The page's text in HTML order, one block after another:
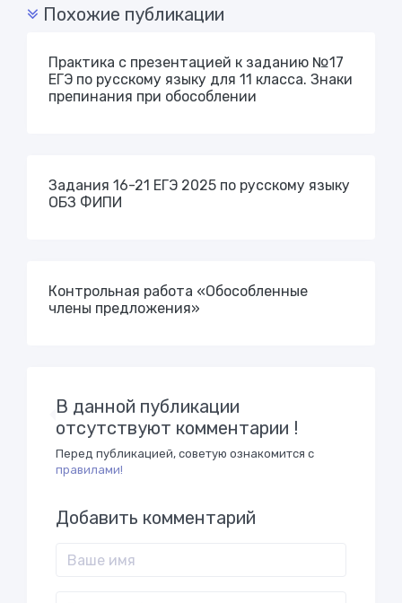
Похожие публикации
Практика c презентацией к заданию №17
ЕГЭ по русскому языку для 11 класса. Знаки
препинания при обособлении
Задания 16-21 ЕГЭ 2025 по русскому языку
ОБЗ ФИПИ
Контрольная работа «Обособленные
члены предложения»
В данной публикации
отсутствуют комментарии !
Перед публикацией, советую ознакомится с
правилами!
Добавить комментарий